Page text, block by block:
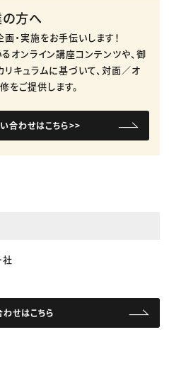
方へ
・実施をお手伝いします！
オンライン講座コンテンツや、御
キュラムに基づいて、対面／オ
をご提供します。
合わせはこちら>>
社
せはこちら